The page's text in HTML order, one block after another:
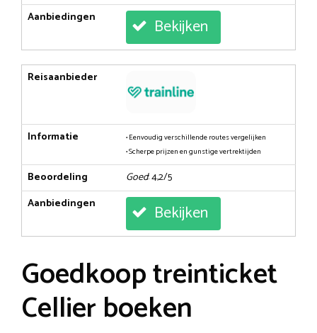
Aanbiedingen
Bekijken
Reisaanbieder
Informatie
• Eenvoudig verschillende routes vergelijken
• Scherpe prijzen en gunstige vertrektijden
Beoordeling Goed: 4,2/5
Aanbiedingen
Bekijken
Goedkoop treinticket
Cellier boeken